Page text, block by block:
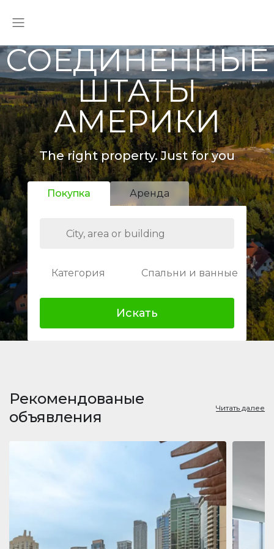
СОЕДИНЕННЫЕ
ШТАТЫ
АМЕРИКИ
The right property. Just for you
Покупка Аренда
Категория Спальни и ванные
Искать
Рекомендованые
объявления
Читать далее